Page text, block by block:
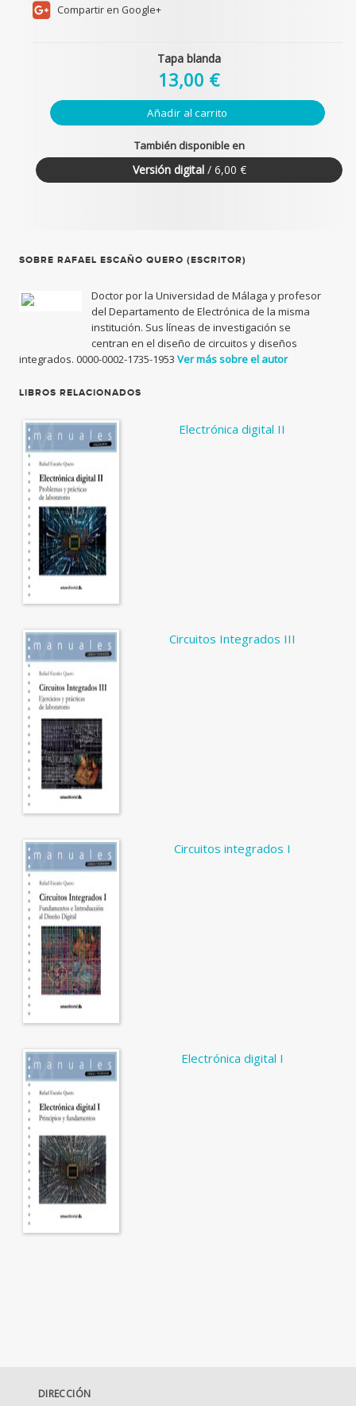
Compartir en Google+
Tapa blanda
13,00 €
Añadir al carrito
También disponible en
Versión digital/ 6,00 €
SOBRE RAFAEL ESCAÑO QUERO (ESCRITOR)
Doctor por la Universidad de Málaga y profesor
del Departamento de Electrónica de la misma
institución. Sus líneas de investigación se
centran en el diseño de circuitos y diseños
integrados. 0000-0002-1735-1953 Ver más sobre el autor
LIBROS RELACIONADOS
Electrónica digital II
Circuitos Integrados III
Circuitos integrados I
Electrónica digital I
DIRECCIÓN